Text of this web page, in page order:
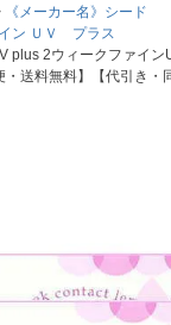
《メーカー名》シード
ン ＵＶ プラス
plus 2ウィークファイ
送料無料】【代引き・